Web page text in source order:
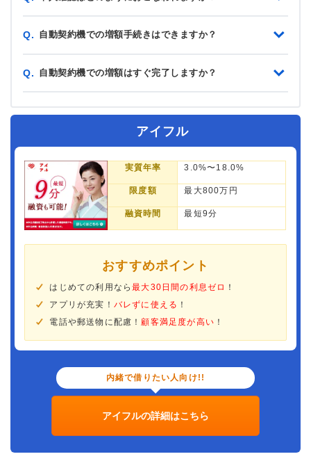
Q. 自動契約機での増額手続きはできますか？
Q. 自動契約機での増額はすぐ完了しますか？
アイフル
実質年率 3.0%〜18.0%
限度額 最大800万円
融資時間 最短9分
おすすめポイント
はじめての利用なら最大30日間の利息ゼロ ！
アプリが充実！ バレずに使える ！
電話や郵送物に配慮！ 顧客満足度が高い ！
内緒で借りたい人向け!!
アイフルの詳細はこちら